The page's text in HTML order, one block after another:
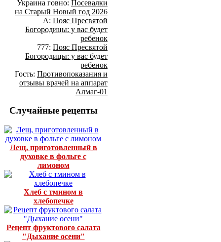
Украина говно: Посевалки
на Старый Новый год 2026
А: Пояс Пресвятой
Богородицы: у вас будет
ребенок
777: Пояс Пресвятой
Богородицы: у вас будет
ребенок
Гость: Противопоказания и
отзывы врачей на аппарат
Алмаг-01
Случайные рецепты
Лещ, приготовленный в
духовке в фольге с
лимоном
Хлеб с тмином в
хлебопечке
Рецепт фруктового салата
"Дыхание осени"